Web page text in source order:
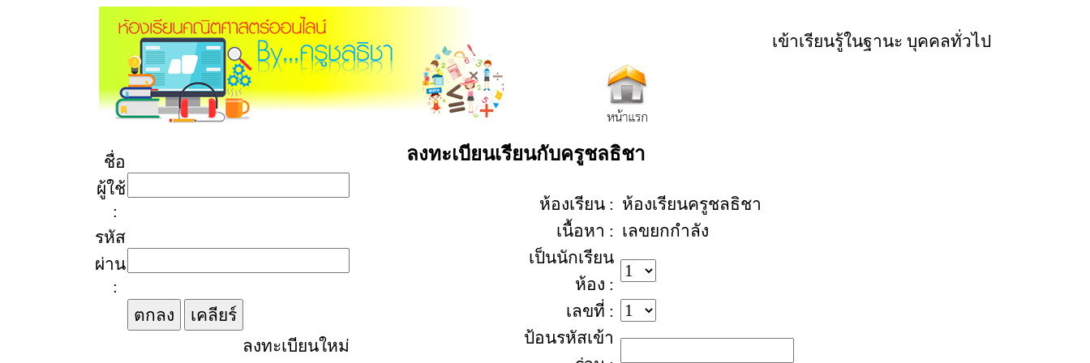
เข้าเรียนรู้ในฐานะ บุคคลทั่วไป
ชื่อ
ผู้ใช้
:
รหัส
ผ่าน
:
ลงทะเบียนใหม่
ลงทะเบียนเรียนกับครูชลธิชา
ห้องเรียน : ห้องเรียนครูชลธิชา
เนื้อหา : เลขยกกำลัง
เป็นนักเรียน
ห้อง :
เลขที่ :
ป้อนรหัสเข้า